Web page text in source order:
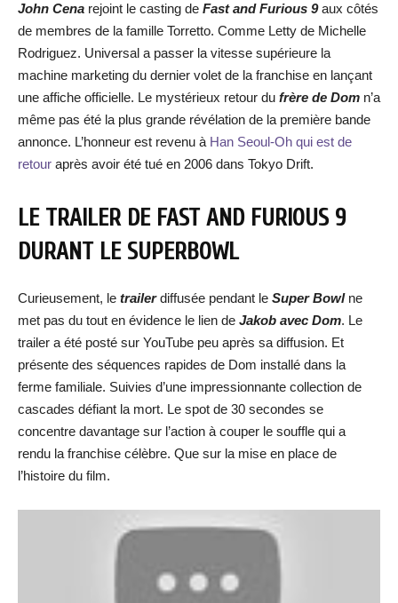
John Cena rejoint le casting de Fast and Furious 9aux côtés
de membres de la famille Torretto. Comme Letty de Michelle
Rodriguez. Universal a passer la vitesse supérieure la
machine marketing du dernier volet de la franchise en lançant
une affiche officielle. Le mystérieux retour du frère de Dom n’a
même pas été la plus grande révélation de la première bande
annonce. L’honneur est revenu à Han Seoul-Oh qui est de
retour après avoir été tué en 2006 dans Tokyo Drift.
LE TRAILER DE FAST AND FURIOUS 9
DURANT LE SUPERBOWL
Curieusement, le trailerdiffusée pendant le Super Bowlne
met pas du tout en évidence le lien de Jakob avec Dom. Le
trailer a été posté sur YouTube peu après sa diffusion. Et
présente des séquences rapides de Dom installé dans la
ferme familiale. Suivies d’une impressionnante collection de
cascades défiant la mort. Le spot de 30 secondes se
concentre davantage sur l’action à couper le souffle qui a
rendu la franchise célèbre. Que sur la mise en place de
l’histoire du film.